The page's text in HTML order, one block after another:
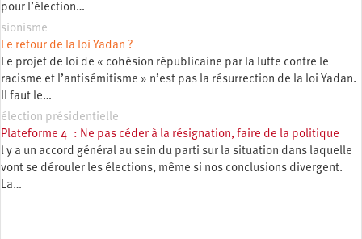
pour l’élection…
sionisme
Le retour de la loi Yadan ?
Le projet de loi de « cohésion républicaine par la lutte contre le
racisme et l’antisémitisme » n’est pas la résurrection de la loi Yadan.
Il faut le…
élection présidentielle
Plateforme 4 : Ne pas céder à la résignation, faire de la politique
l y a un accord général au sein du parti sur la situation dans laquelle
vont se dérouler les élections, même si nos conclusions divergent.
La…